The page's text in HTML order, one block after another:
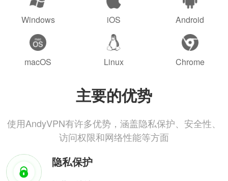
Windows iOS Android
macOS Linux Chrome
主要的优势
使用AndyVPN有许多优势，涵盖隐私保护、安全性、
访问权限和网络性能等方面
隐私保护